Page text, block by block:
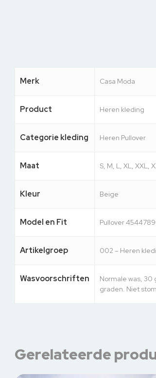
Merk Casa Moda
Product Heren kleding
Categorie kleding Heren Pullover
Maat S, M, L, XL, XXL,
Kleur Beige
Model en Fit Pullover
Artikelgroep 002 – Heren
Wasvoorschriften
Normale was, 30
graden. Niet
Gerelateerde